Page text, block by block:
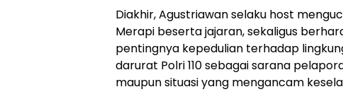
Diakhir, Agustriawan selaku host
Merapi beserta jajaran, sekaligus
pentingnya kepedulian terhadap
darurat Polri 110 sebagai sarana
maupun situasi yang mengancam